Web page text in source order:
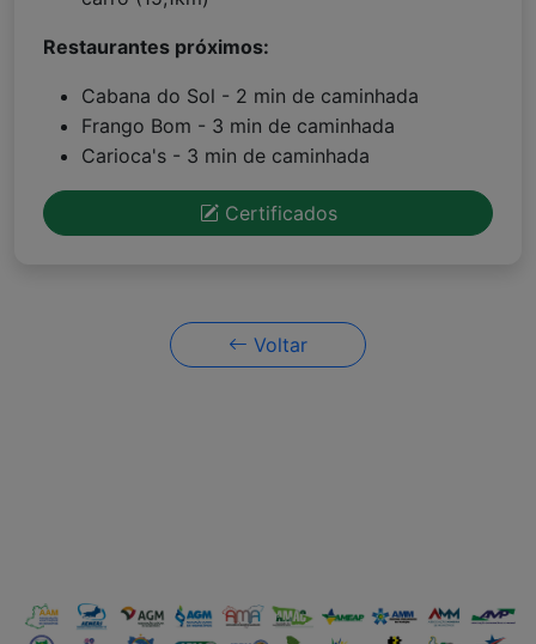
Restaurantes próximos:
Cabana do Sol - 2 min de caminhada
Frango Bom - 3 min de caminhada
Carioca's - 3 min de caminhada
Certificados
Voltar